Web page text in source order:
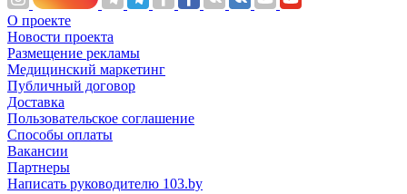
О проекте
Новости проекта
Размещение рекламы
Медицинский маркетинг
Публичный договор
Доставка
Пользовательское соглашение
Способы оплаты
Вакансии
Партнеры
Написать руководителю 103.by